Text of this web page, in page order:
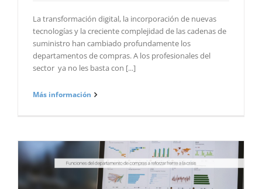
La transformación digital, la incorporación de nuevas
tecnologías y la creciente complejidad de las cadenas de
suministro han cambiado profundamente los
departamentos de compras. A los profesionales del
sector ya no les basta con [...]
Más información